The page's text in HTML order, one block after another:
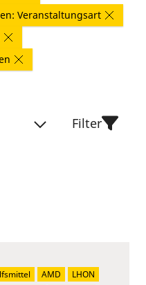
Veranstaltungsart
Filter
AMD
LHON